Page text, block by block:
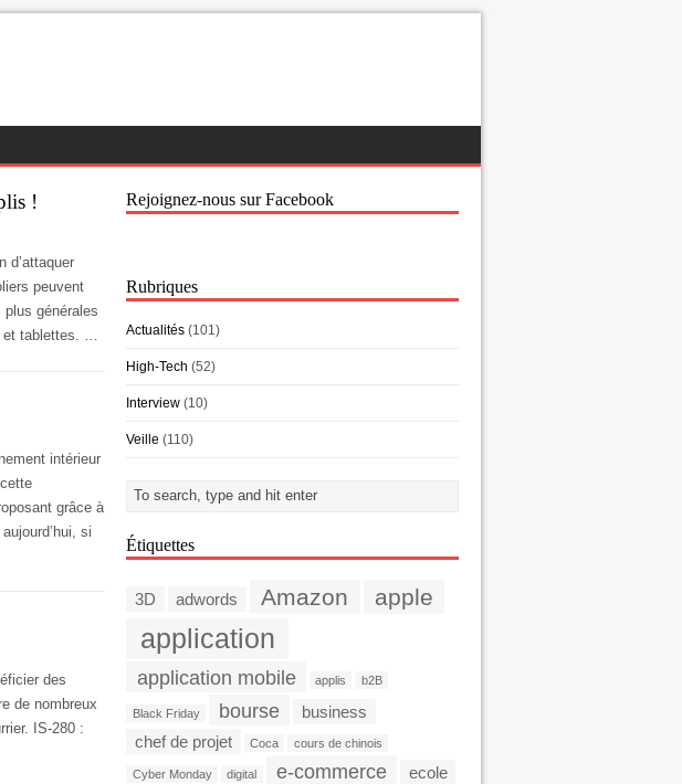
!
d’attaquer
peuvent
générales
et tablettes. …
intérieur
grâce à
si
des
de nombreux
IS-280 :
Rejoignez-nous sur Facebook
Rubriques
Actualités (101)
High-Tech (52)
Interview (10)
Veille (110)
Étiquettes
3D adwords Amazon apple
application
application mobile applis b2B
Black Friday bourse
business
chef de projet
Coca cours de chinois
Cyber Monday digital e-commerce ecole